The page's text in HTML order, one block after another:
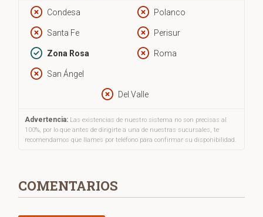
Un libro que muestra cómo aplicar la astrología al mundo de
la empresa, las finanzas y la bolsa, con predicciones sobre el
futuro socioeconómico del mundo.
Condesa Polanco
Santa Fe Perisur
Zona Rosa Roma
San Ángel
Del Valle
Advertencia: Las existencias de nuestro sistema no son precisas al
100%, por lo que antes de dirigirte a una de nuestras sucursales, te
recomendamos que llames por teléfono para confirmar su disponibilidad.
COMENTARIOS